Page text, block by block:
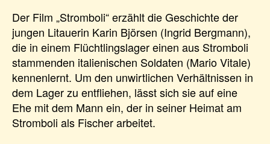
Der Film „Stromboli“ erzählt die Geschichte der
jungen Litauerin Karin Björsen (Ingrid Bergmann),
die in einem Flüchtlingslager einen aus Stromboli
stammenden italienischen Soldaten (Mario Vitale)
kennenlernt. Um den unwirtlichen Verhältnissen in
dem Lager zu entfliehen, lässt sich sie auf eine
Ehe mit dem Mann ein, der in seiner Heimat am
Stromboli als Fischer arbeitet.